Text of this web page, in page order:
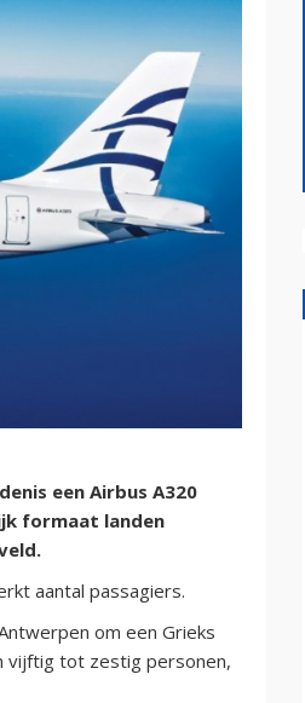
een Airbus A320
formaat landen
aantal passagiers.
om een Grieks
vijftig tot zestig personen,